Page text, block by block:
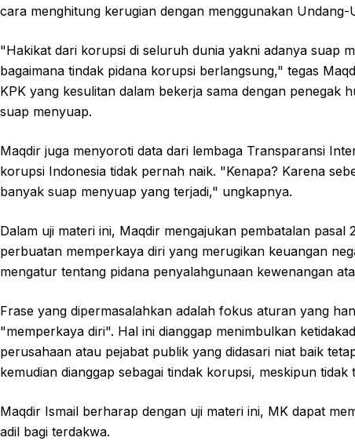
cara menghitung kerugian dengan menggunakan Undang-
"Hakikat dari korupsi di seluruh dunia yakni adanya suap
bagaimana tindak pidana korupsi berlangsung," tegas
KPK yang kesulitan dalam bekerja sama dengan
suap menyuap.
Maqdir juga menyoroti data dari lembaga Transparansi
korupsi Indonesia tidak pernah naik. "Kenapa? Karena
banyak suap menyuap yang terjadi," ungkapnya.
Dalam uji materi ini, Maqdir mengajukan pembatalan
perbuatan memperkaya diri yang merugikan keuangan
mengatur tentang pidana penyalahgunaan kewenangan
Frase yang dipermasalahkan adalah fokus aturan yang
"memperkaya diri". Hal ini dianggap menimbulkan
perusahaan atau pejabat publik yang didasari niat baik
kemudian dianggap sebagai tindak korupsi, meskipun
Maqdir Ismail berharap dengan uji materi ini, MK dapat
adil bagi terdakwa.